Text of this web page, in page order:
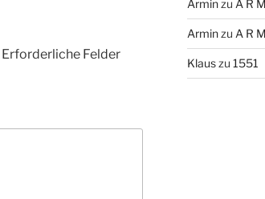
Erforderliche Felder
Arminzu A R
Arminzu A R
Klauszu 1551